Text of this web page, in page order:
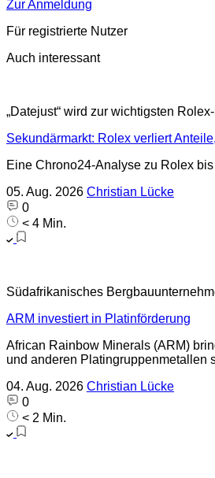
Zur Anmeldung
Für registrierte Nutzer
Auch interessant
„Datejust“ wird zur wichtigsten
Sekundärmarkt: Rolex verliert
Eine Chrono24-Analyse zu Rolex
05. Aug. 2026 Christian Lücke
0
< 4 Min.
Südafrikanisches
ARM investiert in Platinförderung
African Rainbow Minerals (ARM)
und anderen Platingruppenmetallen
04. Aug. 2026 Christian Lücke
0
< 2 Min.